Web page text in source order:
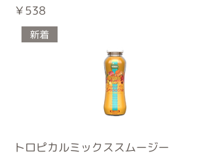
価格
￥538
新着
トロピカルミックススムージー